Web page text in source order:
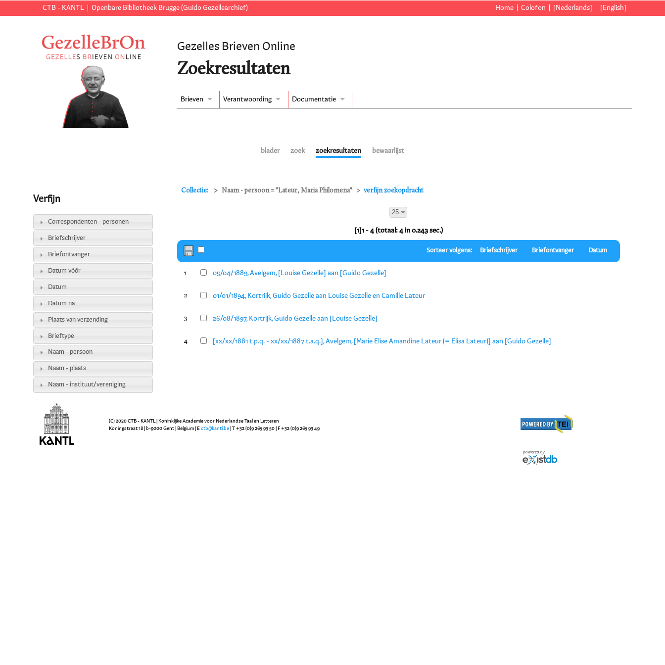
CTB - KANTL Openbare Bibliotheek Brugge (Guido Gezellearchief) Home Colofon [Nederlands] [English]
Gezelles Brieven Online
Zoekresultaten
Brieven Verantwoording Documentatie
blader zoek zoekresultaten bewaarlijst
Collectie: Naam - persoon = "Lateur, Maria Philomena" verfijn zoekopdracht
25
[1]1 - 4 (totaal: 4 in 0.243 sec.)
Sorteer volgens: Briefschrijver Briefontvanger Datum
1 05/04/1889, Avelgem, [Louise Gezelle] aan [Guido Gezelle]
2 01/01/1894, Kortrijk, Guido Gezelle aan Louise Gezelle en Camille Lateur
3 26/08/1897, Kortrijk, Guido Gezelle aan [Louise Gezelle]
4 [xx/xx/1881 t.p.q. - xx/xx/1887 t.a.q.], Avelgem, [Marie Elise Amandine Lateur (= Elisa Lateur)] aan [Guido Gezelle]
Verfijn
Correspondenten - personen
Briefschrijver
Briefontvanger
Datum vóór
Datum
Datum na
Plaats van verzending
Brieftype
Naam - persoon
Naam - plaats
Naam - instituut/vereniging
(C) 2020 CTB - KANTL | Koninklijke Academie voor Nederlandse Taal en Letteren
Koningstraat 18 | b-9000 Gent | Belgium | Ectb@kantl.be | T +32 (0)9 265 93 50 | F +32 (0)9 265 93 49